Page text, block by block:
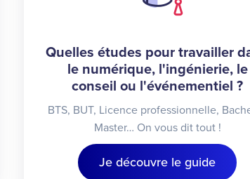
Quelles études pour travailler
le numérique, l'ingénierie, le
conseil ou l'événementiel ?
BTS, BUT, Licence professionnelle,
Master… On vous dit tout !
Je découvre le guide